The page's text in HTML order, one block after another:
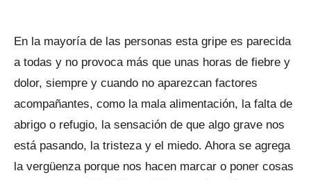
En la mayoría de las personas esta gripe es parecida
a todas y no provoca más que unas horas de fiebre y
dolor, siempre y cuando no aparezcan factores
acompañantes, como la mala alimentación, la falta de
abrigo o refugio, la sensación de que algo grave nos
está pasando, la tristeza y el miedo. Ahora se agrega
la vergüenza porque nos hacen marcar o poner cosas